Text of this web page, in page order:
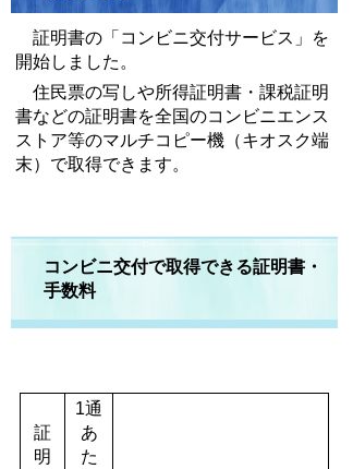
証明書の「コンビニ交付サービス」を
開始しました。
住民票の写しや所得証明書・課税証明
書などの証明書を全国のコンビニエンス
ストア等のマルチコピー機（キオスク端
末）で取得できます。
コンビニ交付で取得できる証明書・
手数料
証
明
1通
あ
た